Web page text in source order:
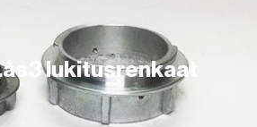
lukitusrenkaat